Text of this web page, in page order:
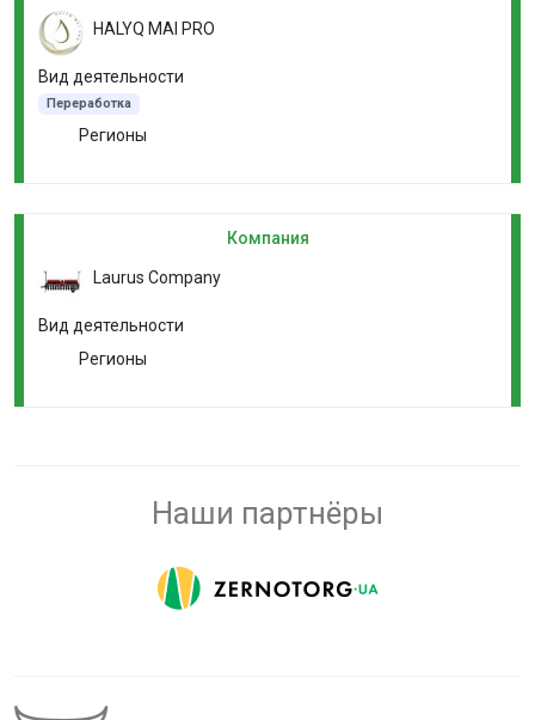
HALYQ MAI PRO
Вид деятельности
Переработка
Регионы
Компания
Laurus Company
Вид деятельности
Регионы
Наши партнёры